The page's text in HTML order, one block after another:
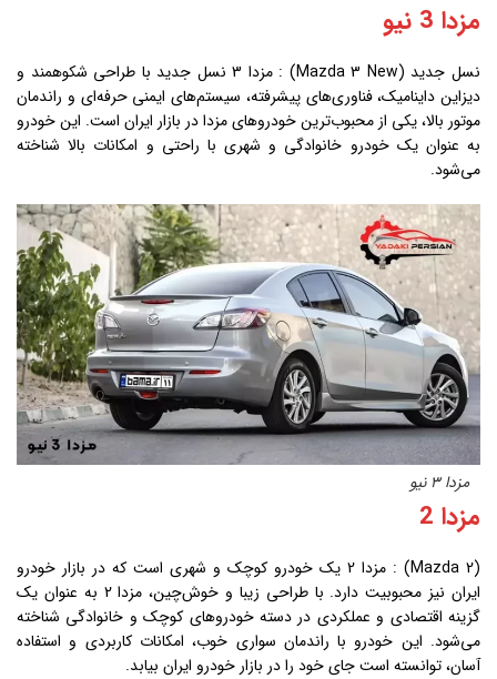
مزدا 3 نیو
نسل جدید (Mazda 3 New) : مزدا 3 نسل جدید با طراحی شکوهمند و
دیزاین داینامیک، فناوری‌های پیشرفته، سیستم‌های ایمنی حرفه‌ای و راندمان
موتور بالا، یکی از محبوب‌ترین خودروهای مزدا در بازار ایران است. این خودرو
به عنوان یک خودرو خانوادگی و شهری با راحتی و امکانات بالا شناخته
می‌شود.
مزدا 3 نیو
مزدا 2
(Mazda 2) : مزدا 2 یک خودرو کوچک و شهری است که در بازار خودرو
ایران نیز محبوبیت دارد. با طراحی زیبا و خوش‌چین، مزدا 2 به عنوان یک
گزینه اقتصادی و عملکردی در دسته خودروهای کوچک و خانوادگی شناخته
می‌شود. این خودرو با راندمان سواری خوب، امکانات کاربردی و استفاده
آسان، توانسته است جای خود را در بازار خودرو ایران بیابد.